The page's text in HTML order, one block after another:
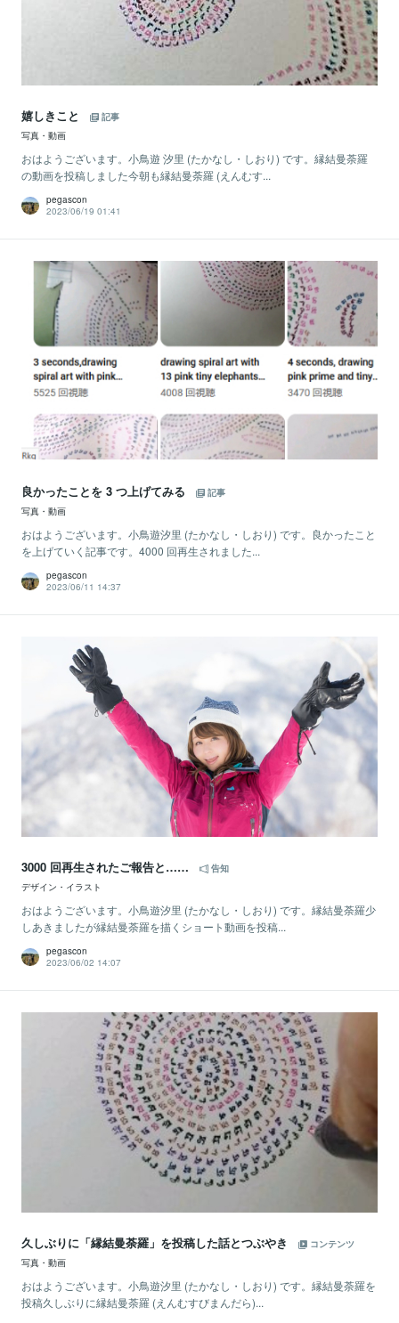
嬉しきこと
記事
写真・動画
おはようございます。小鳥遊 汐里 (たかなし・しおり) です。縁結曼荼羅
の動画を投稿しました今朝も縁結曼荼羅 (えんむす...
pegascon
2023/06/19 01:41
良かったことを 3 つ上げてみる
記事
写真・動画
おはようございます。小鳥遊汐里 (たかなし・しおり) です。良かったこと
を上げていく記事です。4000 回再生されました...
pegascon
2023/06/11 14:37
3000 回再生されたご報告と……
告知
デザイン・イラスト
おはようございます。小鳥遊汐里 (たかなし・しおり) です。縁結曼荼羅少
しあきましたが縁結曼荼羅を描くショート動画を投稿...
pegascon
2023/06/02 14:07
久しぶりに「縁結曼荼羅」を投稿した話とつぶやき
コンテンツ
写真・動画
おはようございます。小鳥遊汐里 (たかなし・しおり) です。縁結曼荼羅を
投稿久しぶりに縁結曼荼羅 (えんむすびまんだら)...